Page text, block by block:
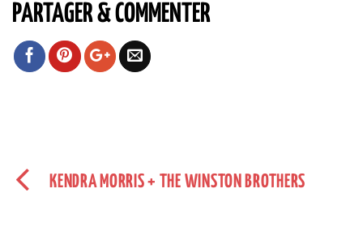
PARTAGER & COMMENTER
KENDRA MORRIS + THE WINSTON BROTHERS